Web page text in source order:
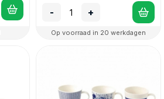
-
+
Op voorraad in 20 werkdagen